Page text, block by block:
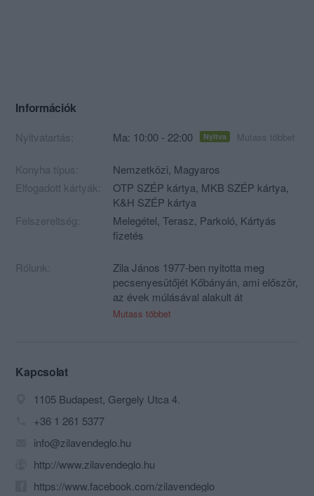
Információk
Nyitvatartás: Ma: 10:00 - 22:00 Nyitva Mutass többet
Konyha típus: Nemzetközi, Magyaros
Elfogadott kártyák:
OTP SZÉP kártya, MKB SZÉP kártya,
K&H SZÉP kártya
Felszereltség:
Melegétel, Terasz, Parkoló, Kártyás
fizetés
Rólunk:
Zila János 1977-ben nyitotta meg
pecsenyesütőjét Kőbányán, ami először,
az évek múlásával alakult át
kisvendéglővé. Az étterem családi
Mutass többet
Kapcsolat
1105 Budapest, Gergely Utca 4.
+36 1 261 5377
info@zilavendeglo.hu
http://www.zilavendeglo.hu
https://www.facebook.com/zilavendeglo